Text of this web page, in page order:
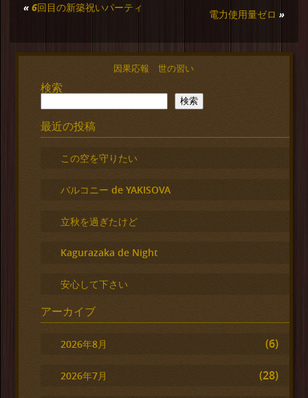
« 6回目の新築祝いパーティ
電力使用量ゼロ »
因果応報 世の習い
検索
検索
最近の投稿
この空を守りたい
バルコニー de YAKISOVA
立秋を過ぎたけど
Kagurazaka de Night
安心して下さい
アーカイブ
2026年8月 (6)
2026年7月 (28)